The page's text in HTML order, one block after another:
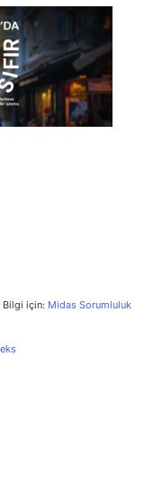
Bilgi için: Midas Sorumluluk